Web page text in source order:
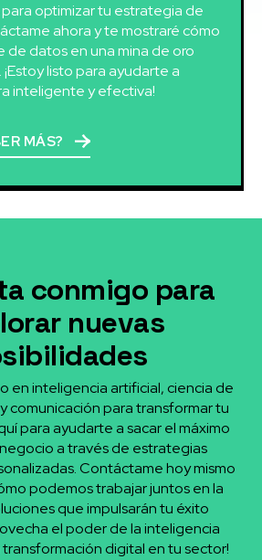
optimizar tu estrategia de
ahora y te mostraré cómo
de datos en una mina de oro
listo para ayudarte a
inteligente y efectiva!
MÁS?
conmigo para
nuevas
en inteligencia artificial, ciencia de
comunicación para transformar tu
para ayudarte a sacar el máximo
a través de estrategias
Contáctame hoy mismo
podemos trabajar juntos en la
que impulsarán tu éxito
el poder de la inteligencia
transformación digital en tu sector!